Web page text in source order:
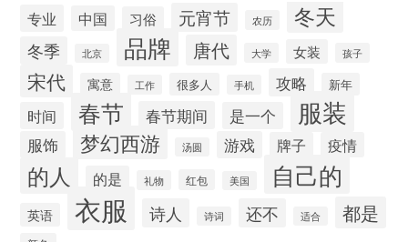
专业 中国 习俗 元宵节 农历 冬天
冬季 北京 品牌 唐代 大学 女装 孩子
宋代 寓意 工作 很多人 手机 攻略 新年
时间 春节 春节期间 是一个 服装
服饰 梦幻西游 汤圆 游戏 牌子 疫情
的人 的是 礼物 红包 美国 自己的
英语 衣服 诗人 诗词 还不 适合 都是